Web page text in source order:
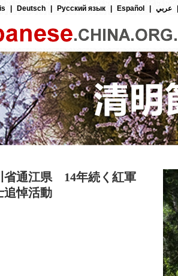
省通江県 14年続く紅軍
追悼活動